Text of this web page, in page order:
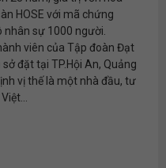
HOSE với mã chứng
nhân sự 1000 người.
viên của Tập đoàn Đạt
đặt tại TP.Hội An, Quảng
vị thế là một nhà đầu, tư